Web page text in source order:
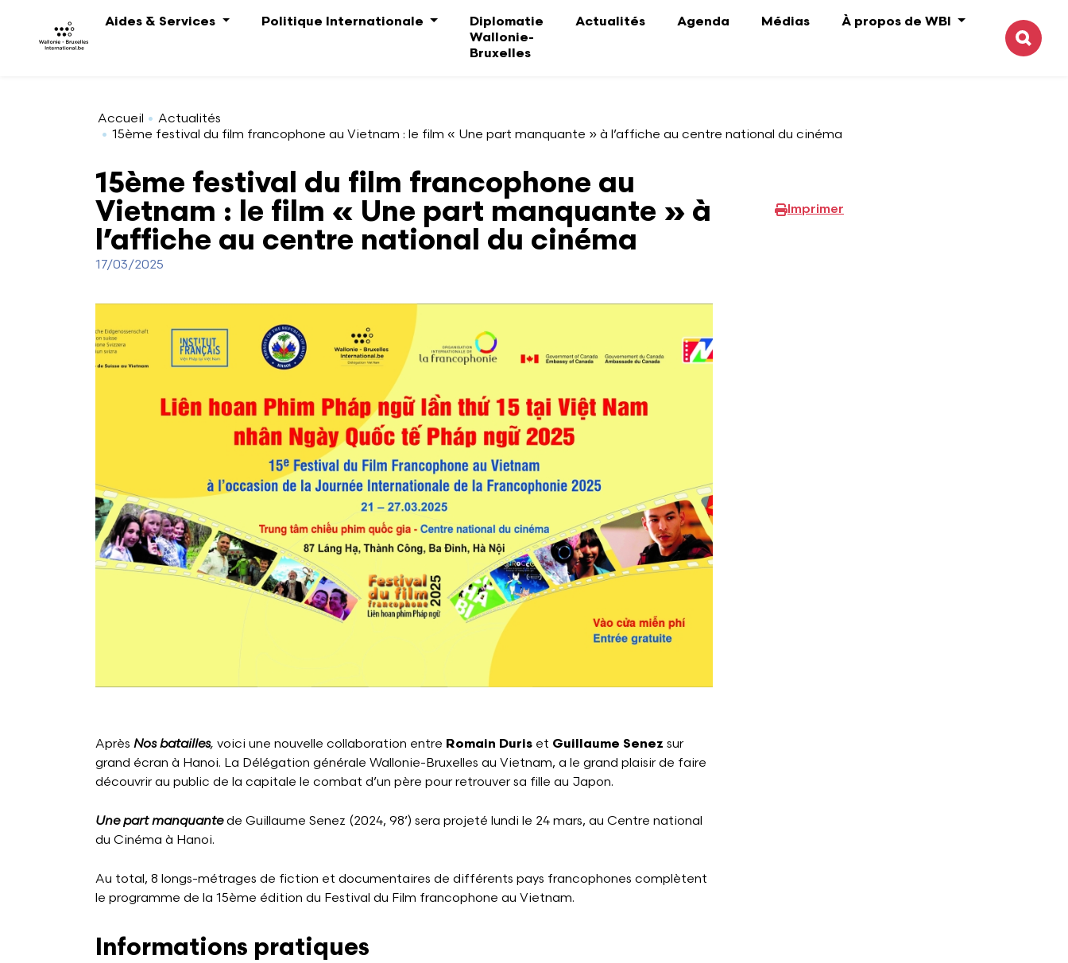
Aides & Services
Politique Internationale
Diplomatie
Wallonie-
Bruxelles
Actualités Agenda Médias
À propos de WBI
Accueil
Actualités
15ème festival du film francophone au Vietnam : le film « Une part manquante » à l’affiche au centre national du cinéma
15ème festival du film francophone au
Vietnam : le film « Une part manquante » à
l’affiche au centre national du cinéma
17/03/2025
Après Nos batailles, voici une nouvelle collaboration entre Romain Duris et Guillaume Senez sur
grand écran à Hanoi. La Délégation générale Wallonie-Bruxelles au Vietnam, a le grand plaisir de faire
découvrir au public de la capitale le combat d’un père pour retrouver sa fille au Japon.
Une part manquantede Guillaume Senez (2024, 98’) sera projeté lundi le 24 mars, au Centre national
du Cinéma à Hanoi.
Au total, 8 longs-métrages de fiction et documentaires de différents pays francophones complètent
le programme de la 15ème édition du Festival du Film francophone au Vietnam.
Informations pratiques
Imprimer